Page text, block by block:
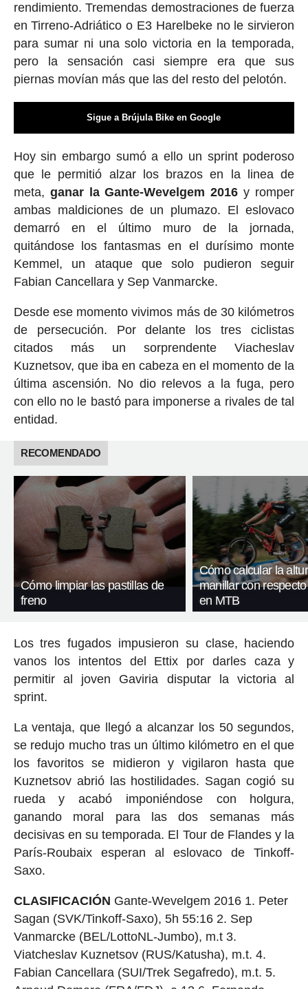
rendimiento. Tremendas demostraciones de fuerza
en Tirreno-Adriático o E3 Harelbeke no le sirvieron
para sumar ni una solo victoria en la temporada,
pero la sensación casi siempre era que sus
piernas movían más que las del resto del pelotón.
Sigue a Brújula Bike en Google
Hoy sin embargo sumó a ello un sprint poderoso
que le permitió alzar los brazos en la linea de
meta, ganar la Gante-Wevelgem 2016 y romper
ambas maldiciones de un plumazo. El eslovaco
demarró en el último muro de la jornada,
quitándose los fantasmas en el durísimo monte
Kemmel, un ataque que solo pudieron seguir
Fabian Cancellara y Sep Vanmarcke.
Desde ese momento vivimos más de 30 kilómetros
de persecución. Por delante los tres ciclistas
citados más un sorprendente Viacheslav
Kuznetsov, que iba en cabeza en el momento de la
última ascensión. No dio relevos a la fuga, pero
con ello no le bastó para imponerse a rivales de tal
entidad.
RECOMENDADO
Cómo limpiar las pastillas de
freno
Cómo calcular la
manillar con
en MTB
Los tres fugados impusieron su clase, haciendo
vanos los intentos del Ettix por darles caza y
permitir al joven Gaviria disputar la victoria al
sprint.
La ventaja, que llegó a alcanzar los 50 segundos,
se redujo mucho tras un último kilómetro en el que
los favoritos se midieron y vigilaron hasta que
Kuznetsov abrió las hostilidades. Sagan cogió su
rueda y acabó imponiéndose con holgura,
ganando moral para las dos semanas más
decisivas en su temporada. El Tour de Flandes y la
París-Roubaix esperan al eslovaco de Tinkoff-
Saxo.
CLASIFICACIÓN Gante-Wevelgem 2016 1. Peter
Sagan (SVK/Tinkoff-Saxo), 5h 55:16 2. Sep
Vanmarcke (BEL/LottoNL-Jumbo), m.t 3.
Viatcheslav Kuznetsov (RUS/Katusha), m.t. 4.
Fabian Cancellara (SUI/Trek Segafredo), m.t. 5.